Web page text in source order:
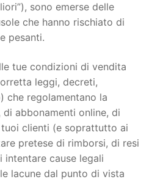
sono emerse delle
che hanno rischiato di
pesanti.
tue condizioni di vendita
leggi, decreti,
che regolamentano la
abbonamenti online, di
clienti (e soprattutto ai
pretese di rimborsi, di resi
intentare cause legali
lacune dal punto di vista